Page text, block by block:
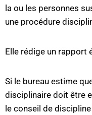
la ou les personnes
une procédure
Elle rédige un rapport
Si le bureau estime
disciplinaire doit être
le conseil de